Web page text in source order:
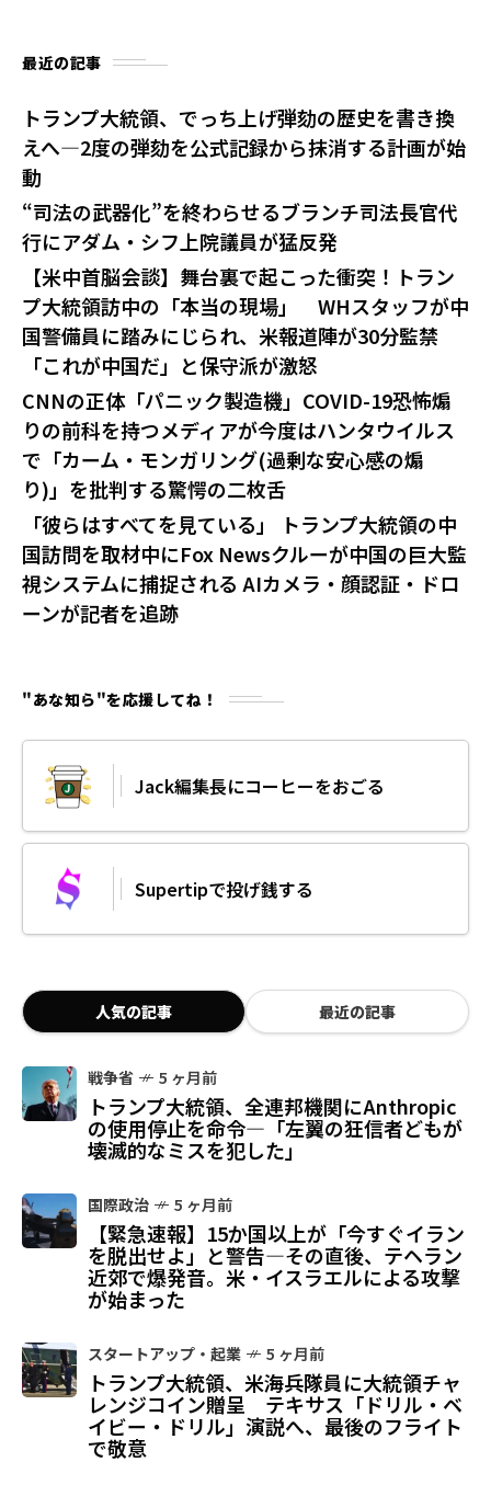
最近の記事
トランプ大統領、でっち上げ弾劾の歴史を書き換
えへ—2度の弾劾を公式記録から抹消する計画が始
動
“司法の武器化”を終わらせるブランチ司法長官代
行にアダム・シフ上院議員が猛反発
【米中首脳会談】舞台裏で起こった衝突！トラン
プ大統領訪中の「本当の現場」 WHスタッフが中
国警備員に踏みにじられ、米報道陣が30分監禁
「これが中国だ」と保守派が激怒
CNNの正体「パニック製造機」COVID-19恐怖煽
りの前科を持つメディアが今度はハンタウイルス
で「カーム・モンガリング(過剰な安心感の煽
り)」を批判する驚愕の二枚舌
「彼らはすべてを見ている」 トランプ大統領の中
国訪問を取材中にFox Newsクルーが中国の巨大監
視システムに捕捉される AIカメラ・顔認証・ドロ
ーンが記者を追跡
"あな知ら"を応援してね！
Jack編集長にコーヒーをおごる
Supertipで投げ銭する
人気の記事 最近の記事
戦争省 5 ヶ月前
トランプ大統領、全連邦機関にAnthropic
の使用停止を命令—「左翼の狂信者どもが
壊滅的なミスを犯した」
国際政治 5 ヶ月前
【緊急速報】15か国以上が「今すぐイラン
を脱出せよ」と警告—その直後、テヘラン
近郊で爆発音。米・イスラエルによる攻撃
が始まった
スタートアップ・起業 5 ヶ月前
トランプ大統領、米海兵隊員に大統領チャ
レンジコイン贈呈 テキサス「ドリル・ベ
イビー・ドリル」演説へ、最後のフライト
で敬意